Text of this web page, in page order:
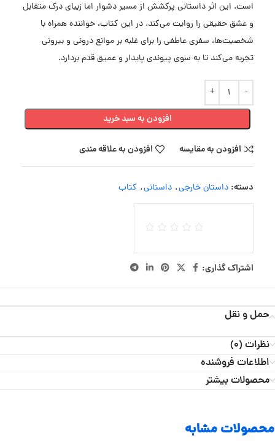
است. این اثر داستانی پرکشش از مسیر دشوار اما زیبای درک متقابل
و عشق حقیقی را روایت می‌کند. در این کتاب، خواننده همراه با
شخصیت‌ها، سفری عاطفی را برای غلبه بر موانع درونی و بیرونی
تجربه می‌کند تا به سوی پیوندی پایدار و عمیق قدم بردارد.
افزودن به سبد خرید
افزودن به مقایسه افزودن به علاقه مندی
دسته: داستان خارجی, داستانی, کتاب
اشتراک گذاری:
حمل و نقل
نظرات (0)
اطلاعات فروشنده
محصولات بیشتر
محصولات مشابه